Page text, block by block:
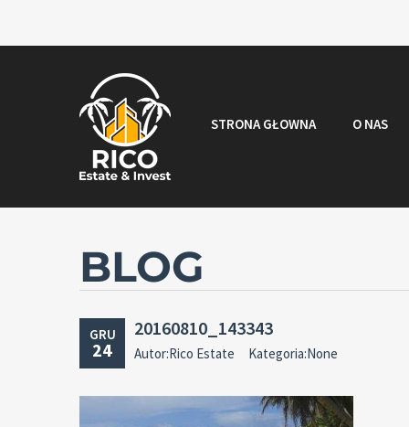
STRONA GŁOWNA O NAS
BLOG
GRU
24
20160810_143343
Autor:Rico Estate Kategoria:None